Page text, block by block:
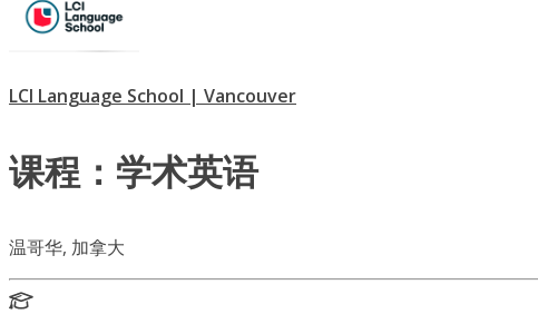
LCI Language School | Vancouver
课程：学术英语
温哥华, 加拿大